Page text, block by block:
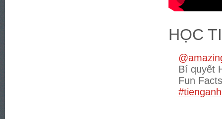
HỌC
Bí quyết
Fun